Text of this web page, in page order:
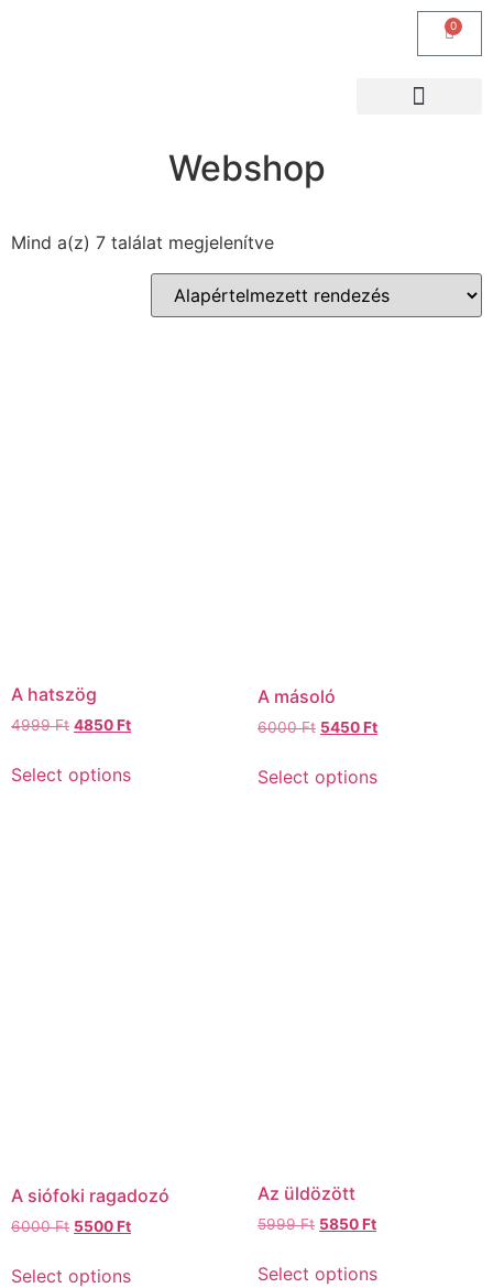
0
Webshop
Mind a(z) 7 találat megjelenítve
A hatszög
4999Ft 4850Ft
Select options
A másoló
6000Ft 5450Ft
Select options
A siófoki ragadozó
6000Ft 5500Ft
Select options
Az üldözött
5999Ft 5850Ft
Select options